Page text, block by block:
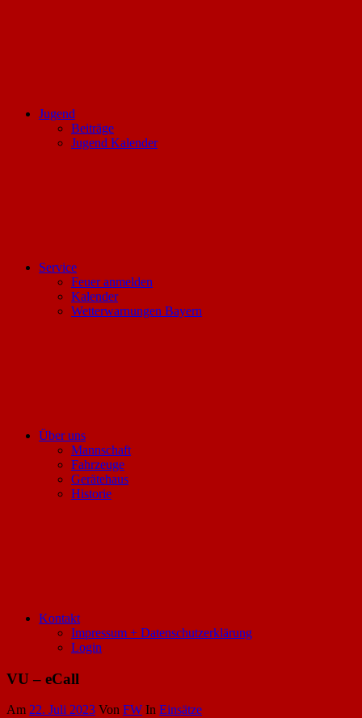
Jugend
Beiträge
Jugend Kalender
Service
Feuer anmelden
Kalender
Wetterwarnungen Bayern
Über uns
Mannschaft
Fahrzeuge
Gerätehaus
Historie
Kontakt
Impressum + Datenschutzerklärung
Login
VU – eCall
Am 22. Juli 2023 Von FW In Einsätze